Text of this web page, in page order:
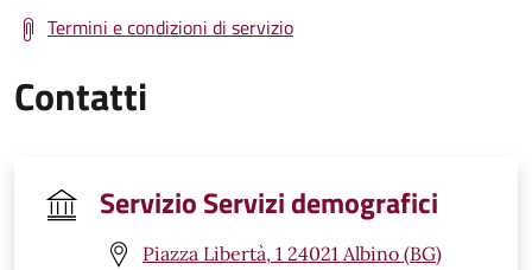
Termini e condizioni di servizio
Contatti
Servizio Servizi demografici
Piazza Libertà, 1 24021 Albino (BG)